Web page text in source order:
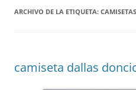
ARCHIVO DE LA ETIQUETA:
camiseta dallas